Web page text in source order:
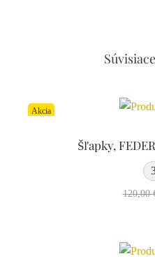
Súhlas so spracovaním
Akcia
Šľapky,
120,00